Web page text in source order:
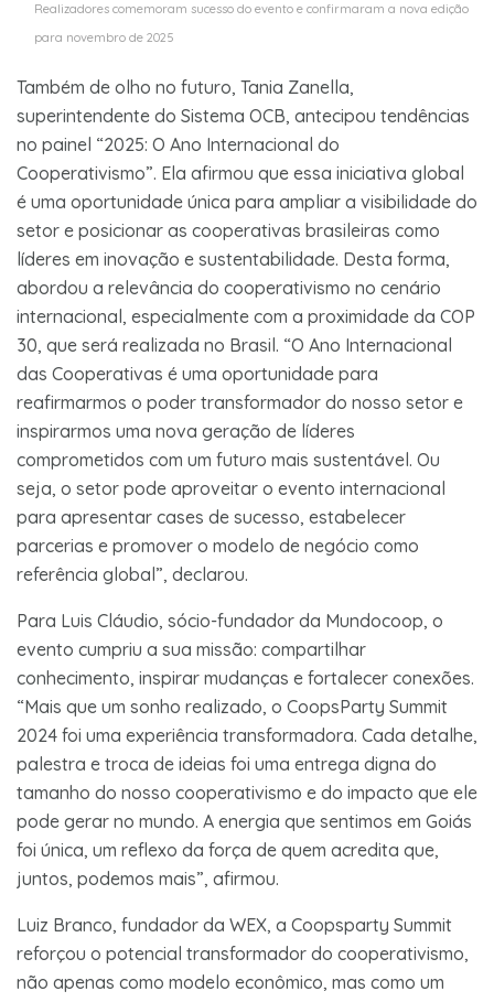
Realizadores comemoram sucesso do evento e confirmaram a nova edição
para novembro de 2025
Também de olho no futuro, Tania Zanella,
superintendente do Sistema OCB, antecipou tendências
no painel “2025: O Ano Internacional do
Cooperativismo”. Ela afirmou que essa iniciativa global
é uma oportunidade única para ampliar a visibilidade do
setor e posicionar as cooperativas brasileiras como
líderes em inovação e sustentabilidade. Desta forma,
abordou a relevância do cooperativismo no cenário
internacional, especialmente com a proximidade da COP
30, que será realizada no Brasil. “O Ano Internacional
das Cooperativas é uma oportunidade para
reafirmarmos o poder transformador do nosso setor e
inspirarmos uma nova geração de líderes
comprometidos com um futuro mais sustentável. Ou
seja, o setor pode aproveitar o evento internacional
para apresentar cases de sucesso, estabelecer
parcerias e promover o modelo de negócio como
referência global”, declarou.
Para Luis Cláudio, sócio-fundador da Mundocoop, o
evento cumpriu a sua missão: compartilhar
conhecimento, inspirar mudanças e fortalecer conexões.
“Mais que um sonho realizado, o CoopsParty Summit
2024 foi uma experiência transformadora. Cada detalhe,
palestra e troca de ideias foi uma entrega digna do
tamanho do nosso cooperativismo e do impacto que ele
pode gerar no mundo. A energia que sentimos em Goiás
foi única, um reflexo da força de quem acredita que,
juntos, podemos mais”, afirmou.
Luiz Branco, fundador da WEX, a Coopsparty Summit
reforçou o potencial transformador do cooperativismo,
não apenas como modelo econômico, mas como um